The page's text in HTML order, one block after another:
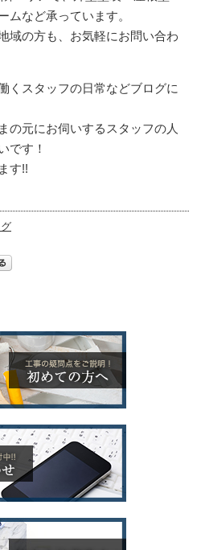
ムなど承っています。
域の方も、お気軽にお問い合わ
くスタッフの日常などブログに
の元にお伺いするスタッフの人
です！
す!!